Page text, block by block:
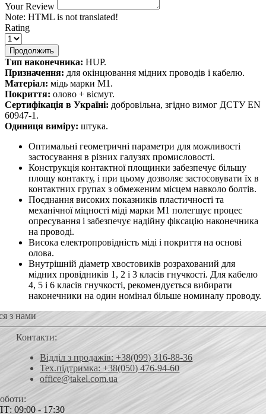
Your Review
Note: HTML is not translated!
Rating
Продолжить
Тип наконечника: HUP.
Призначення: для окінцювання мідних проводів і кабелю.
Матеріал: мідь марки М1.
Покриття: олово + вісмут.
Сертифікація в Україні: добровільна, згідно вимог ДСТУ EN
60947-1.
Одиниця виміру: штука.
Оптимальні геометричні параметри для можливості
застосування в різних галузях промисловості.
Конструкція контактної площинки забезпечує більшу
площу контакту, і при цьому дозволяє застосовувати їх в
контактних групах з обмеженим місцем навколо болтів.
Поєднання високих показників пластичності та
механічної міцності міді марки М1 полегшує процес
опресування і забезпечує надійну фіксацію наконечника
на проводі.
Висока електропровідність міді і покриття на основі
олова.
Внутрішній діаметр хвостовиків розрахований для
мідних провідників 1, 2 і 3 класів гнучкості. Для кабелю
4, 5 і 6 класів гнучкості, рекомендується вибирати
наконечники на один номінал більше номиналу проводу.
з нами
Контакти:
Відділ з продажів: +38(099) 316-88-36
Тех.підтримка: +38(050) 476-94-60
office@takel.com.ua
09:00 - 17:30